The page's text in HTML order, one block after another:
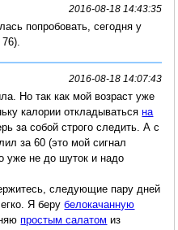
2016-08-18 14:43:35
попробовать, сегодня у
2016-08-18 14:07:43
Но так как мой возраст уже
калории откладыватьсяна
за собой строго следить. А с
за 60 (это мой сигнал
уже не до шуток и надо
следующие пару дней
Я берубелокачанную
простым салатом из